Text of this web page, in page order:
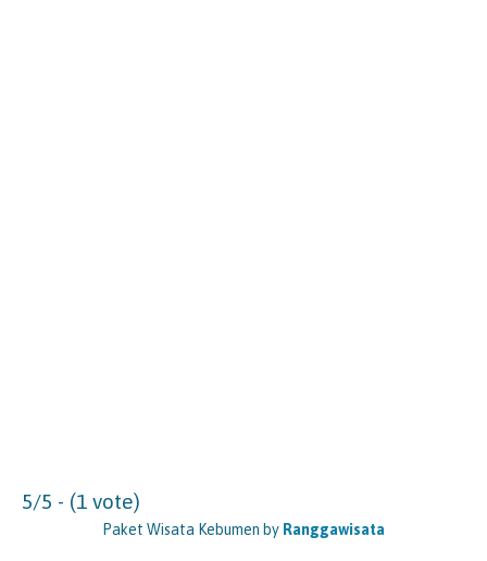
5/5 - (1 vote)
Paket Wisata Kebumen by Ranggawisata